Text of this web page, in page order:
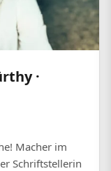
·
Macher im
Schriftstellerin